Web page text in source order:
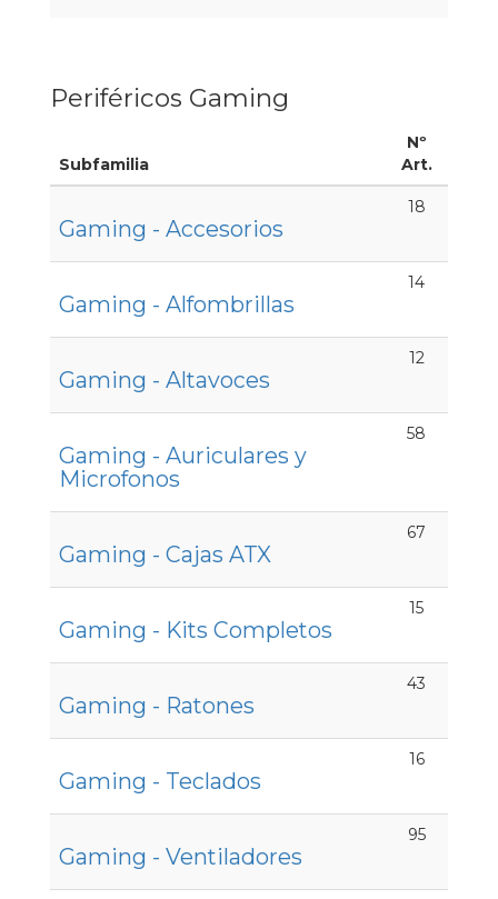
Periféricos Gaming
Subfamilia
Nº
Art.
Gaming - Accesorios
18
Gaming - Alfombrillas
14
Gaming - Altavoces
12
Gaming - Auriculares y
Microfonos
58
Gaming - Cajas ATX
67
Gaming - Kits Completos
15
Gaming - Ratones
43
Gaming - Teclados
16
Gaming - Ventiladores
95